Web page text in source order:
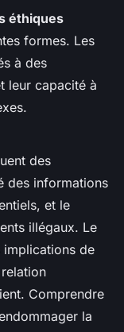
éthiques
formes. Les
à des
leur capacité à
des
des informations
et le
illégaux. Le
de
Comprendre
la